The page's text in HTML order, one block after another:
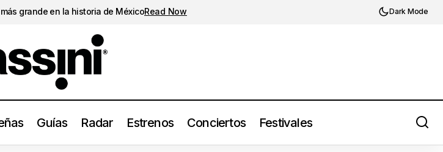
grande en la historia de MéxicoRead Now Dark Mode
Guías Radar Estrenos Conciertos Festivales